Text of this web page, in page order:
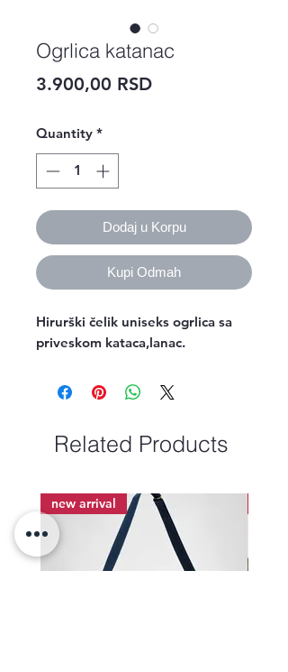
Ogrlica katanac
3.900,00 RSDPrice
Quantity *
Dodaj u Korpu
Kupi Odmah
Hirurški čelik uniseks ogrlica sa
priveskom kataca,lanac.
Related Products
new arrival